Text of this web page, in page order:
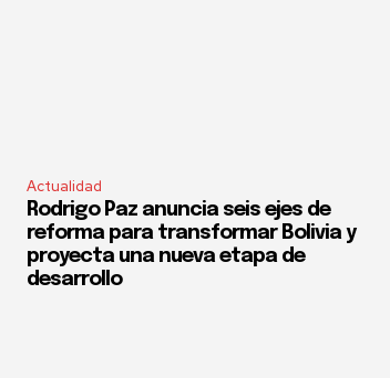
Actualidad
Rodrigo Paz anuncia seis ejes de
reforma para transformar Bolivia y
proyecta una nueva etapa de
desarrollo